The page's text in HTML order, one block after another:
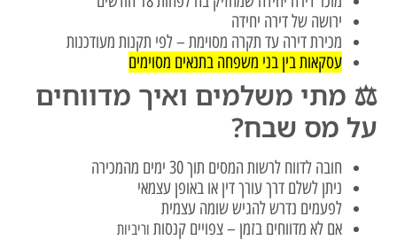
ירושה של דירה יחידה
מכירת דירה עד תקרה מסוימת – לפי תקנות מעודכנות
עסקאות בין בני משפחה בתנאים מסוימים
⚖️ מתי משלמים ואיך מדווחים
על מס שבח?
חובה לדווח לרשות המסים תוך 30 ימים מהמכירה
ניתן לשלם דרך עורך דין או באופן עצמאי
לפעמים נדרש להגיש שומה עצמית
אם לא מדווחים בזמן – צפויים קנסות וריביות